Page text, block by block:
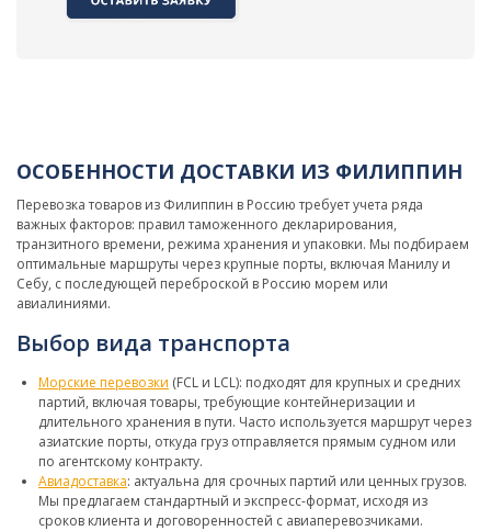
ОСОБЕННОСТИ ДОСТАВКИ ИЗ ФИЛИППИН
Перевозка товаров из Филиппин в Россию требует учета ряда
важных факторов: правил таможенного декларирования,
транзитного времени, режима хранения и упаковки. Мы подбираем
оптимальные маршруты через крупные порты, включая Манилу и
Себу, с последующей переброской в Россию морем или
авиалиниями.
Выбор вида транспорта
Морские перевозки (FCL и LCL): подходят для крупных и средних
партий, включая товары, требующие контейнеризации и
длительного хранения в пути. Часто используется маршрут через
азиатские порты, откуда груз отправляется прямым судном или
по агентскому контракту.
Авиадоставка: актуальна для срочных партий или ценных грузов.
Мы предлагаем стандартный и экспресс-формат, исходя из
сроков клиента и договоренностей с авиаперевозчиками.